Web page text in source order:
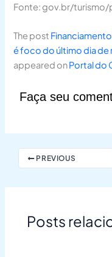
Fonte: gov.br/
The post
é foco do último dia de
appeared onPortal do
Faça seu
PREVIOUS
Posts